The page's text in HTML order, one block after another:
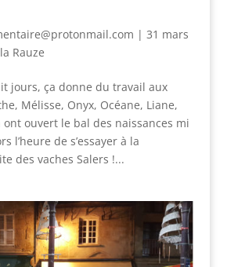
| 31 mars
Rauze
jours, ça donne du travail aux
Mélisse, Onyx, Océane, Liane,
ouvert le bal des naissances mi
l’heure de s’essayer à la
des vaches Salers !...